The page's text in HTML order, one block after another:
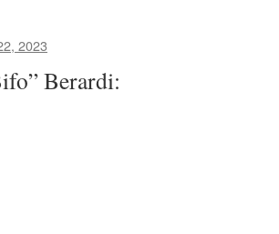
2023
Berardi: